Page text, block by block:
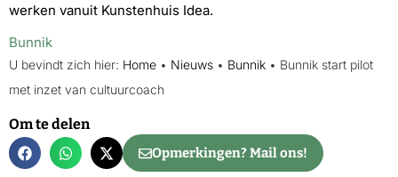
werken vanuit Kunstenhuis Idea.
Bunnik
U bevindt zich hier: Home • Nieuws • Bunnik • Bunnik start pilot
met inzet van cultuurcoach
Om te delen
Opmerkingen? Mail ons!